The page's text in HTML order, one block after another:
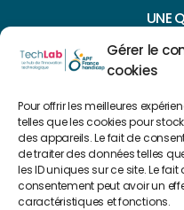
Gérer le
cookies
Pour offrir les meilleures
telles que les cookies pour
des appareils. Le fait de
de traiter des données telles
les ID uniques sur ce site. Le
consentement peut avoir un
caractéristiques et fonctions.
UNE
NAVIGUER